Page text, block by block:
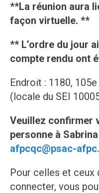
**La réunion aura
façon virtuelle. **
** L’ordre du jour
compte rendu ont
Endroit : 1180,
(locale du SEI
Veuillez confirmer
personne à
afpcqc@psac-
Pour celles et ceux
connecter, vous